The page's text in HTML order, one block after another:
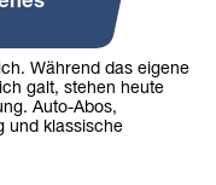
Während das eigene
galt, stehen heute
Auto-Abos,
und klassische